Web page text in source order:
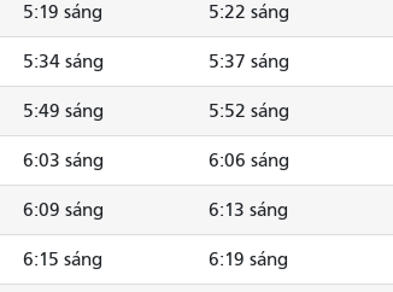
5:19 sáng 5:22 sáng
5:34 sáng 5:37 sáng
5:49 sáng 5:52 sáng
6:03 sáng 6:06 sáng
6:09 sáng 6:13 sáng
6:15 sáng 6:19 sáng